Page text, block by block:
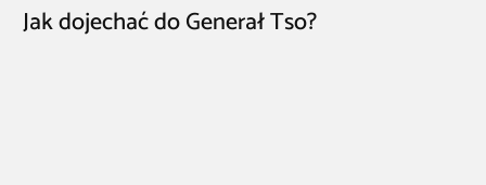
Jak dojechać do Generał Tso?